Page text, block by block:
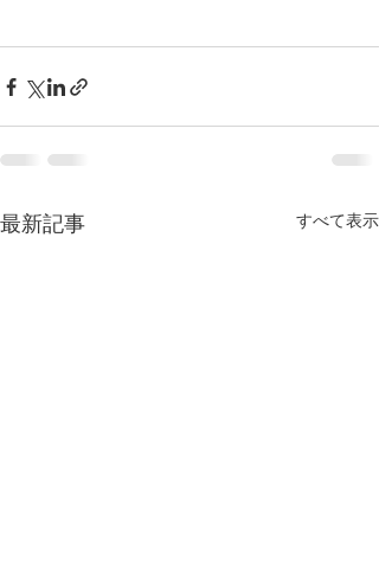
最新記事 すべて表示